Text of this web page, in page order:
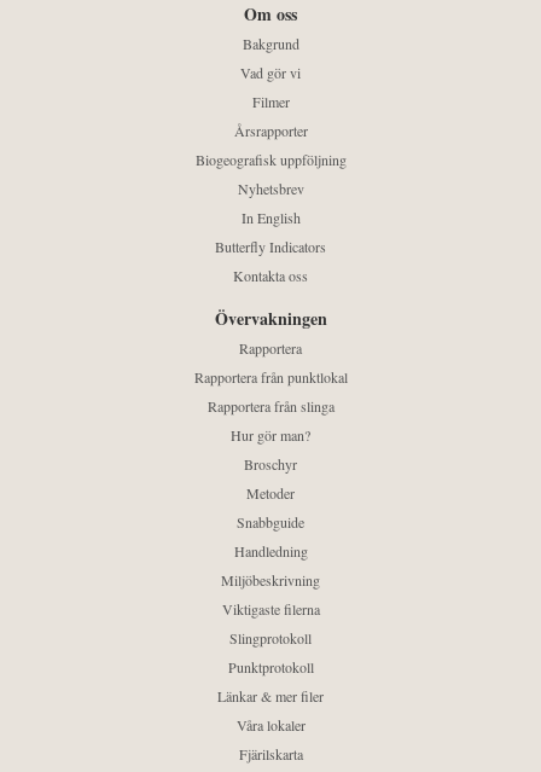
Om oss
Bakgrund
Vad gör vi
Filmer
Årsrapporter
Biogeografisk uppföljning
Nyhetsbrev
In English
Butterfly Indicators
Kontakta oss
Övervakningen
Rapportera
Rapportera från punktlokal
Rapportera från slinga
Hur gör man?
Broschyr
Metoder
Snabbguide
Handledning
Miljöbeskrivning
Viktigaste filerna
Slingprotokoll
Punktprotokoll
Länkar & mer filer
Våra lokaler
Fjärilskarta